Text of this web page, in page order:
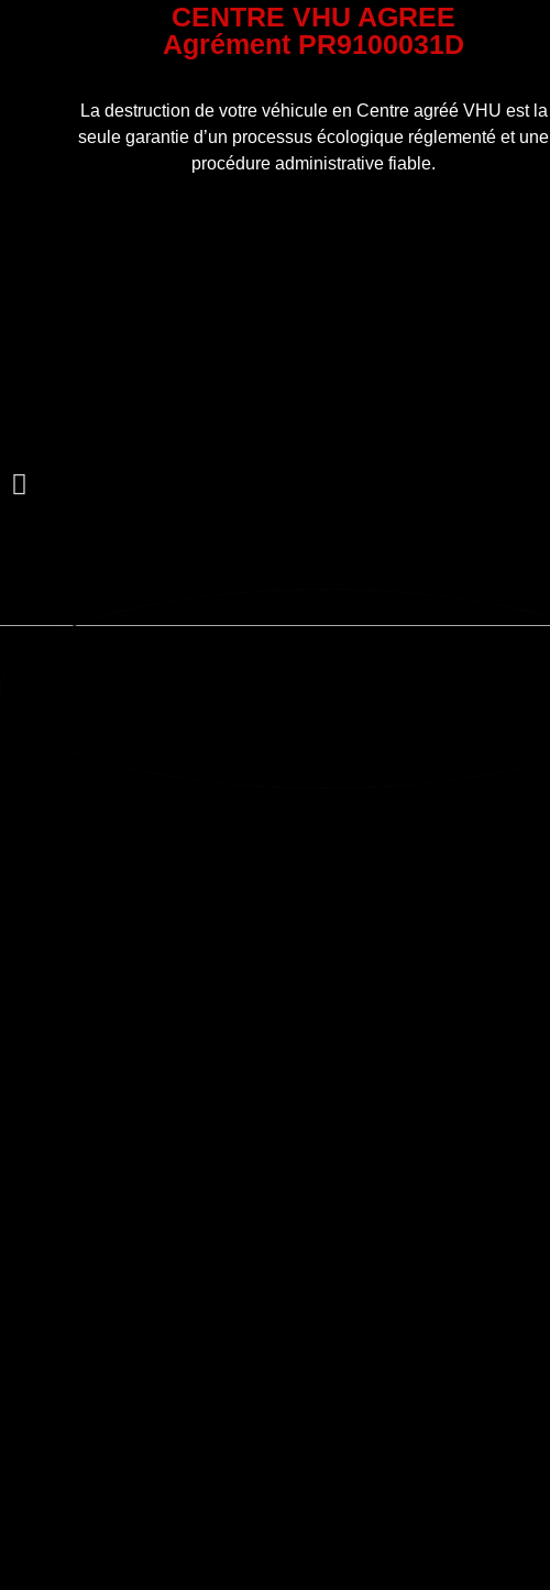
CENTRE VHU AGREE
Agrément PR9100031D
La destruction de votre véhicule en Centre agréé VHU est la
seule garantie d’un processus écologique réglementé et une
procédure administrative fiable.